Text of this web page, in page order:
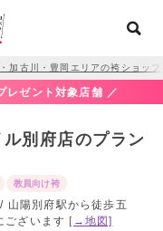
加古川・豊岡エリアの袴ショッ
ゼント対象店舗 ／
別府店のプラン
教員向け袴
山陽別府駅から徒歩五
ございます[→地図]